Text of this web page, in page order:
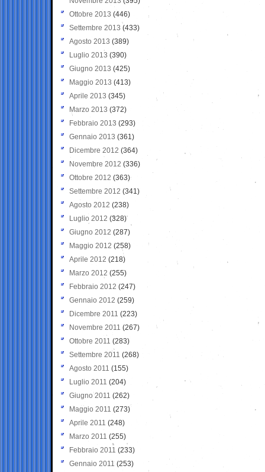
Ottobre 2013 (446)
Settembre 2013 (433)
Agosto 2013 (389)
Luglio 2013 (390)
Giugno 2013 (425)
Maggio 2013 (413)
Aprile 2013 (345)
Marzo 2013 (372)
Febbraio 2013 (293)
Gennaio 2013 (361)
Dicembre 2012 (364)
Novembre 2012 (336)
Ottobre 2012 (363)
Settembre 2012 (341)
Agosto 2012 (238)
Luglio 2012 (328)
Giugno 2012 (287)
Maggio 2012 (258)
Aprile 2012 (218)
Marzo 2012 (255)
Febbraio 2012 (247)
Gennaio 2012 (259)
Dicembre 2011 (223)
Novembre 2011 (267)
Ottobre 2011 (283)
Settembre 2011 (268)
Agosto 2011 (155)
Luglio 2011 (204)
Giugno 2011 (262)
Maggio 2011 (273)
Aprile 2011 (248)
Marzo 2011 (255)
Febbraio 2011 (233)
Gennaio 2011 (253)